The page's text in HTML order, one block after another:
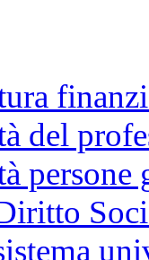
del
persone